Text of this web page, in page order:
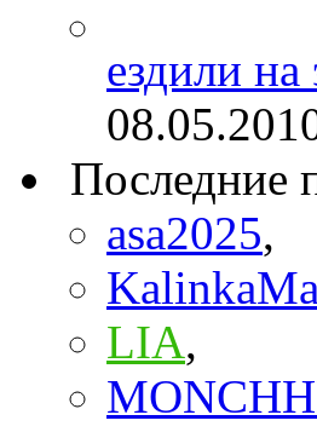
ездили
Последние
asa2025,
LIA,